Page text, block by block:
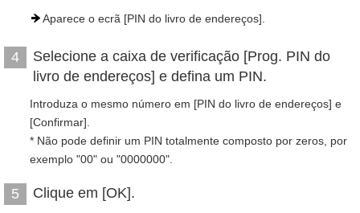
Aparece o ecrã [PIN do livro de endereços].
4
Selecione a caixa de verificação [Prog. PIN do
livro de endereços] e defina um PIN.
Introduza o mesmo número em [PIN do livro de endereços] e
[Confirmar].
* Não pode definir um PIN totalmente composto por zeros, por
exemplo "00" ou "0000000".
5 Clique em [OK].